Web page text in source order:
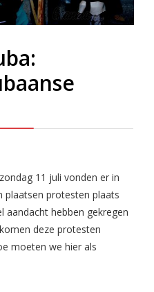
11 juli vonden er in
plaatsen protesten plaats
aandacht hebben gekregen
deze protesten
moeten we hier als